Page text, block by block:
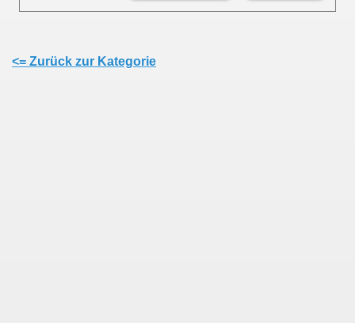
<= Zurück zur Kategorie